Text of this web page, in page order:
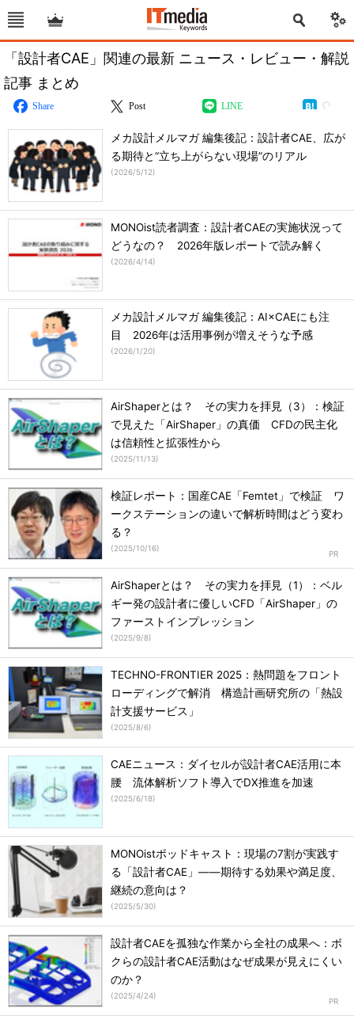
「設計者CAE」関連の最新 ニュース・レビュー・解説
記事 まとめ
Share Post LINE
メカ設計メルマガ 編集後記：設計者CAE、広が
る期待と“立ち上がらない現場”のリアル
(2026/5/12)
MONOist読者調査：設計者CAEの実施状況って
どうなの？ 2026年版レポートで読み解く
(2026/4/14)
メカ設計メルマガ 編集後記：AI×CAEにも注
目 2026年は活用事例が増えそうな予感
(2026/1/20)
AirShaperとは？ その実力を拝見（3）：検証
で見えた「AirShaper」の真価 CFDの民主化
は信頼性と拡張性から
(2025/11/13)
検証レポート：国産CAE「Femtet」で検証 ワ
ークステーションの違いで解析時間はどう変わ
る？
(2025/10/16)
AirShaperとは？ その実力を拝見（1）：ベル
ギー発の設計者に優しいCFD「AirShaper」の
ファーストインプレッション
(2025/9/8)
TECHNO-FRONTIER 2025：熱問題をフロント
ローディングで解消 構造計画研究所の「熱設
計支援サービス」
(2025/8/6)
CAEニュース：ダイセルが設計者CAE活用に本
腰 流体解析ソフト導入でDX推進を加速
(2025/6/18)
MONOistポッドキャスト：現場の7割が実践す
る「設計者CAE」――期待する効果や満足度、
継続の意向は？
(2025/5/30)
設計者CAEを孤独な作業から全社の成果へ：ボ
クらの設計者CAE活動はなぜ成果が見えにくい
のか？
(2025/4/24)